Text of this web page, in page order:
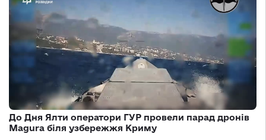
До Дня Ялти оператори ГУР провели парад дронів
Magura біля узбережжя Криму